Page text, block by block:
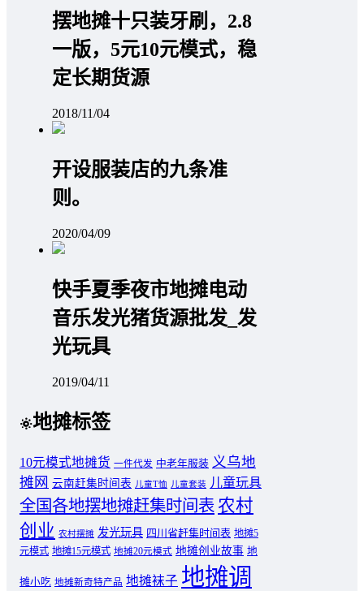
摆地摊十只装牙刷，2.8
一版，5元10元模式，稳
定长期货源
2018/11/04
开设服装店的九条准
则。
2020/04/09
快手夏季夜市地摊电动
音乐发光猪货源批发_发
光玩具
2019/04/11
地摊标签
10元模式地摊货 一件代发 中老年服装 义乌地
摊网 云南赶集时间表 儿童T恤 儿童套装 儿童玩具
全国各地摆地摊赶集时间表 农村
创业 农村摆摊 发光玩具 四川省赶集时间表 地摊5
元模式 地摊15元模式 地摊20元模式 地摊创业故事 地
摊小吃 地摊新奇特产品 地摊袜子 地摊调